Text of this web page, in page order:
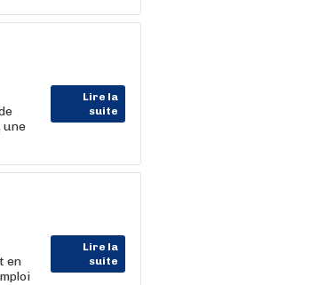
Lire la
suite
une
Lire la
suite
en